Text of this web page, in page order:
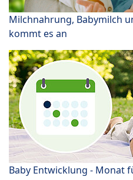
Milchnahrung, Babymilch
kommt es an
Baby Entwicklung - Monat